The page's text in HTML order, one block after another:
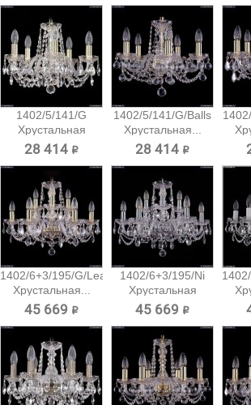
1402/5/141/G
Хрустальная
подвесная...
28 414 ₽
1402/5/141/G/Balls
Хрустальная...
28 414 ₽
1402/6+3/195/G/Leafs
Хрустальная...
45 669 ₽
1402/6+3/195/Ni
Хрустальная
подвесная...
45 669 ₽